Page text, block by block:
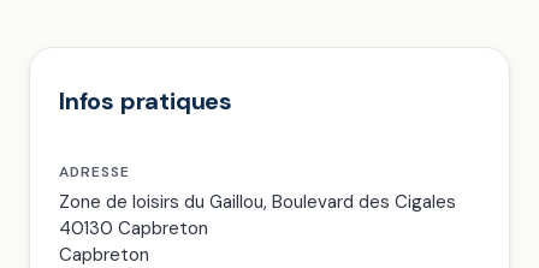
Infos pratiques
ADRESSE
Zone de loisirs du Gaillou, Boulevard des Cigales
40130 Capbreton
Capbreton